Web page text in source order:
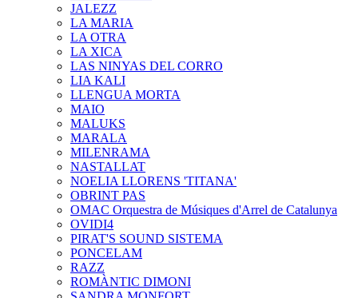
JALEZZ
LA MARIA
LA OTRA
LA XICA
LAS NINYAS DEL CORRO
LIA KALI
LLENGUA MORTA
MAIO
MALUKS
MARALA
MILENRAMA
NASTALLAT
NOELIA LLORENS 'TITANA'
OBRINT PAS
OMAC Orquestra de Músiques d'Arrel de Catalunya
OVIDI4
PIRAT'S SOUND SISTEMA
PONCELAM
RAZZ
ROMÀNTIC DIMONI